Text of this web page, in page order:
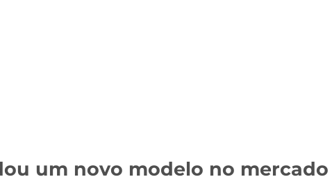
um novo modelo no mercado